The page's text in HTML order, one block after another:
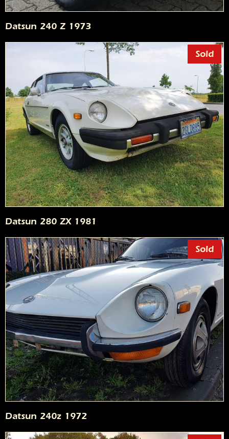
Datsun 240 Z 1973
Sold
Datsun 280 ZX 1981
Sold
Datsun 240z 1972